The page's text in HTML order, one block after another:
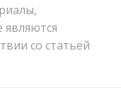
со статьей